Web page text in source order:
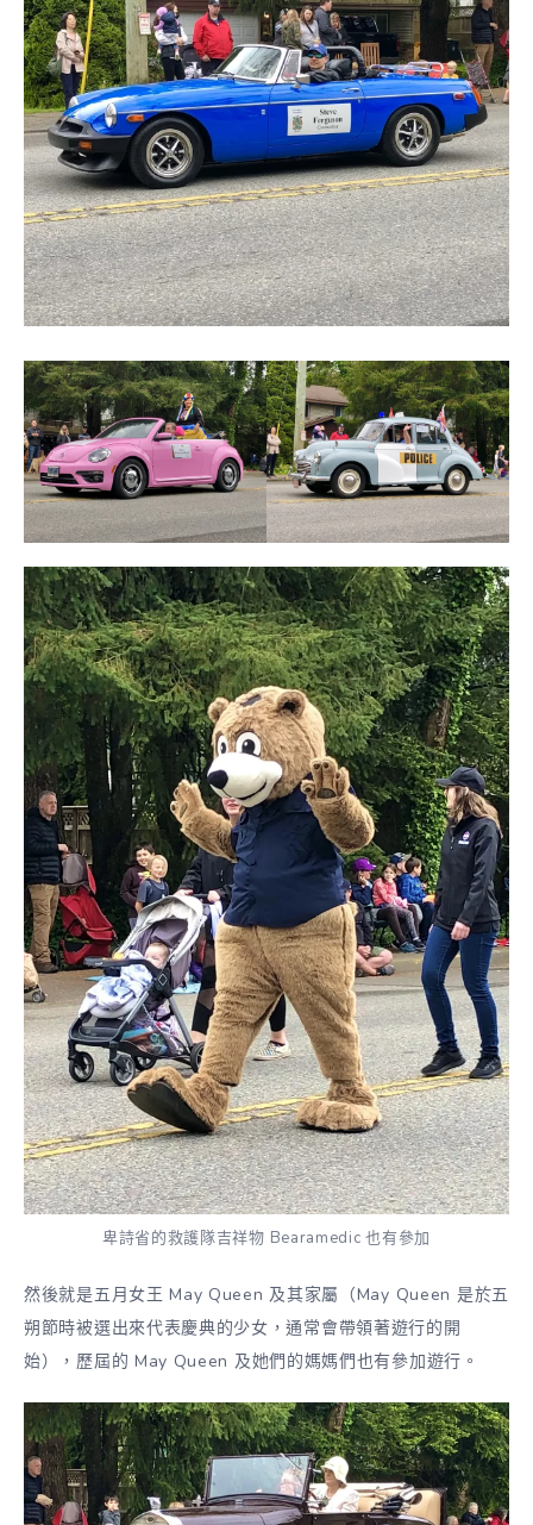
卑詩省的救護隊吉祥物 Bearamedic 也有參加
然後就是五月女王 May Queen 及其家屬（May Queen 是於五
朔節時被選出來代表慶典的少女，通常會帶領著遊行的開
始），歷屆的 May Queen 及她們的媽媽們也有參加遊行。